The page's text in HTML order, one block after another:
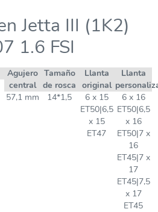
Jetta III (1K2)
1.6 FSI
Agujero
central
Tamaño
de rosca
Llanta
original
Llanta
57,1 mm 14*1,5
6 x 15
ET50|6,5
x 15
ET47
6 x 16
ET50|6,5
x 16
ET50|7 x
16
ET45|7 x
17
ET45|7,5
x 17
ET45